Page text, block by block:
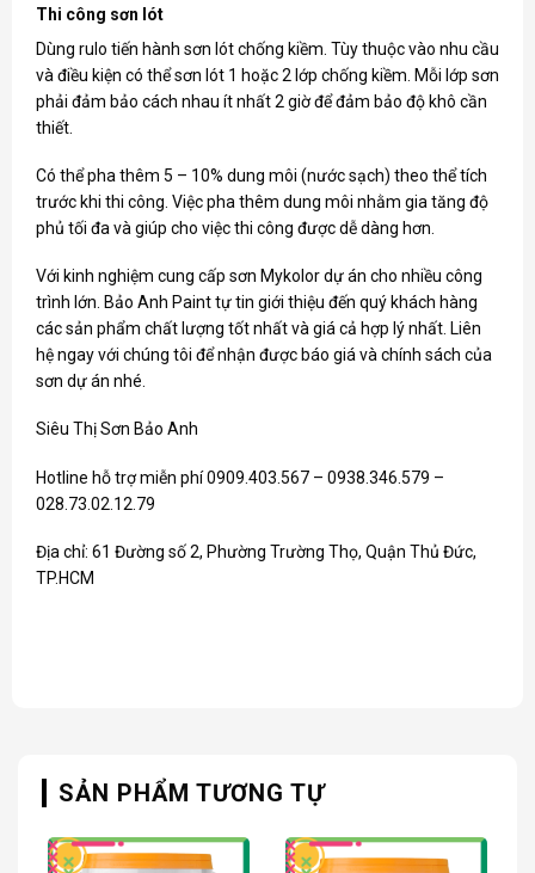
Thi công sơn lót
Dùng rulo tiến hành sơn lót chống kiềm. Tùy thuộc vào nhu cầu
và điều kiện có thể sơn lót 1 hoặc 2 lớp chống kiềm. Mỗi lớp sơn
phải đảm bảo cách nhau ít nhất 2 giờ để đảm bảo độ khô cần
thiết.
Có thể pha thêm 5 – 10% dung môi (nước sạch) theo thể tích
trước khi thi công. Việc pha thêm dung môi nhằm gia tăng độ
phủ tối đa và giúp cho việc thi công được dễ dàng hơn.
Với kinh nghiệm cung cấp sơn Mykolordự án cho nhiều công
trình lớn. Bảo Anh Paint tự tin giới thiệu đến quý khách hàng
các sản phẩm chất lượng tốt nhất và giá cả hợp lý nhất. Liên
hệ ngay với chúng tôi để nhận được báo giá và chính sách của
sơn dự án nhé.
Siêu Thị Sơn Bảo Anh
Hotline hỗ trợ miễn phí 0909.403.567 – 0938.346.579 –
028.73.02.12.79
Địa chỉ: 61 Đường số 2, Phường Trường Thọ, Quận Thủ Đức,
TP.HCM
SẢN PHẨM TƯƠNG TỰ